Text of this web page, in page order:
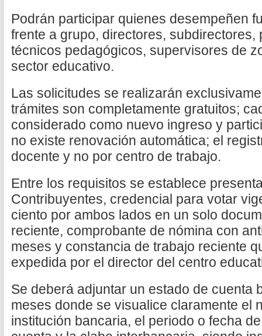
Podrán participar quienes desempeñen
frente a grupo, directores, subdirectores,
técnicos pedagógicos, supervisores de
sector educativo.
Las solicitudes se realizarán
trámites son completamente gratuitos;
considerado como nuevo ingreso y
no existe renovación automática; el
docente y no por centro de trabajo.
Entre los requisitos se establece
Contribuyentes, credencial para votar
ciento por ambos lados en un solo
reciente, comprobante de nómina con
meses y constancia de trabajo reciente
expedida por el director del centro
Se deberá adjuntar un estado de cuenta
meses donde se visualice claramente el
institución bancaria, el periodo o fecha